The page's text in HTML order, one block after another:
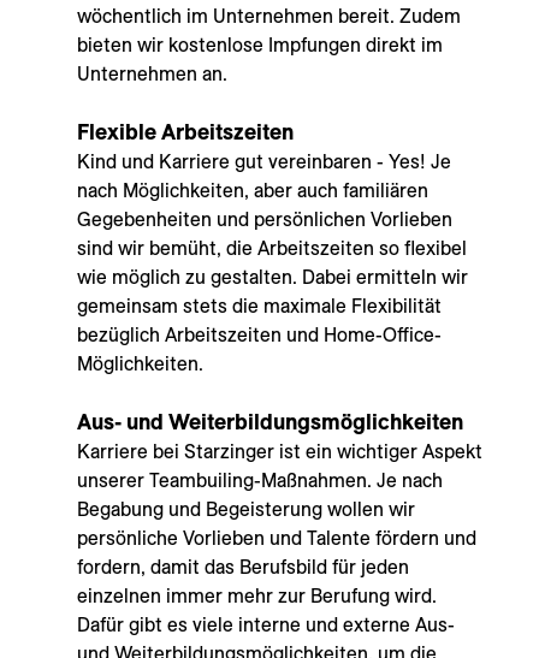
wöchentlich im Unternehmen bereit. Zudem
bieten wir kostenlose Impfungen direkt im
Unternehmen an.
Flexible Arbeitszeiten
Kind und Karriere gut vereinbaren - Yes! Je
nach Möglichkeiten, aber auch familiären
Gegebenheiten und persönlichen Vorlieben
sind wir bemüht, die Arbeitszeiten so flexibel
wie möglich zu gestalten. Dabei ermitteln wir
gemeinsam stets die maximale Flexibilität
bezüglich Arbeitszeiten und Home-Office-
Möglichkeiten.
Aus- und Weiterbildungsmöglichkeiten
Karriere bei Starzinger ist ein wichtiger Aspekt
unserer Teambuiling-Maßnahmen. Je nach
Begabung und Begeisterung wollen wir
persönliche Vorlieben und Talente fördern und
fordern, damit das Berufsbild für jeden
einzelnen immer mehr zur Berufung wird.
Dafür gibt es viele interne und externe Aus-
und Weiterbildungsmöglichkeiten, um die